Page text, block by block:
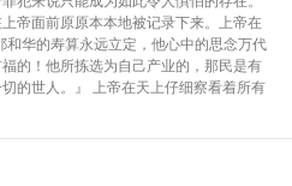
帝面前原原本本地被记录下来。上帝在
华的寿算永远立定，他心中的思念万代
的！他所拣选为自己产业的，那民是有
的世人。』 上帝在天上仔细察看着所有